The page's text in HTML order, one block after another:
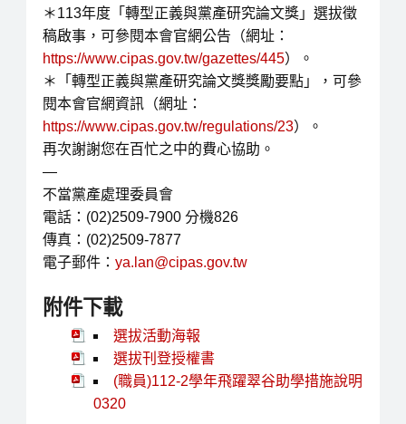
＊113年度「轉型正義與黨產研究論文獎」選拔徵
稿啟事，可參閱本會官網公告（網址：
https://www.cipas.gov.tw/gazettes/445）。
＊「轉型正義與黨產研究論文獎獎勵要點」，可參
閱本會官網資訊（網址：
https://www.cipas.gov.tw/regulations/23）。
再次謝謝您在百忙之中的費心協助。
—
不當黨產處理委員會
電話：(02)2509-7900 分機826
傳真：(02)2509-7877
電子郵件： ya.lan@cipas.gov.tw
附件下載
選拔活動海報
選拔刊登授權書
(職員)112-2學年飛躍翠谷助學措施說明
0320